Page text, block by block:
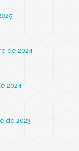
de 2024
2024
de 2023